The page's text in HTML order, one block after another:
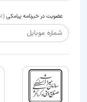
عضویت در خبرنامه پیامکی
شماره موبایل